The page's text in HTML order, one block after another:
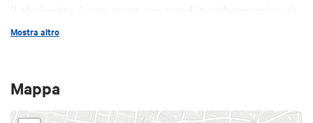
Il clarinetto è una voce capace di trasformarsi: può
essere canto, ironia, malinconia, slancio
novecentesco (e oltre) che mette in relazione tre
sonate diverse per carattere e linguaggio.
Mostra altro
Mappa